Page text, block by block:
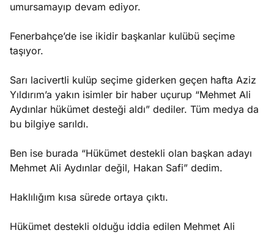
umursamayıp devam ediyor.
Fenerbahçe’de ise ikidir başkanlar kulübü seçime
taşıyor.
Sarı lacivertli kulüp seçime giderken geçen hafta Aziz
Yıldırım’a yakın isimler bir haber uçurup “Mehmet Ali
Aydınlar hükümet desteği aldı” dediler. Tüm medya da
bu bilgiye sarıldı.
Ben ise burada “Hükümet destekli olan başkan adayı
Mehmet Ali Aydınlar değil, Hakan Safi” dedim.
Haklılığım kısa sürede ortaya çıktı.
Hükümet destekli olduğu iddia edilen Mehmet Ali